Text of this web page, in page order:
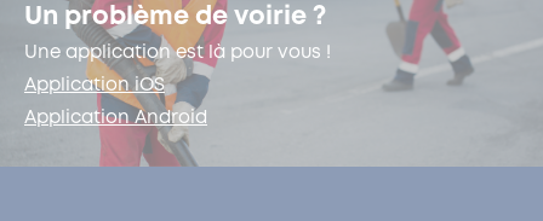
Un problème de voirie ?
Une application est là pour vous !
Application iOS
Application Android